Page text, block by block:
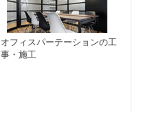
オフィスパーテーションの工
事・施工